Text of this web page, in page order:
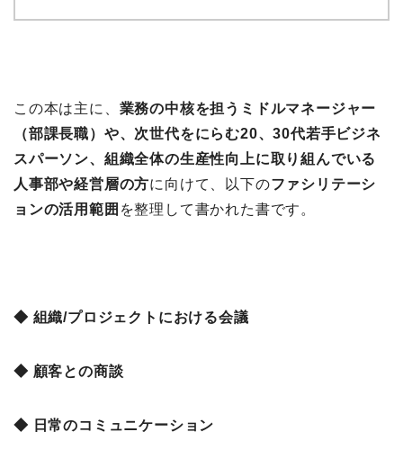
この本は主に、 業務の中核を担うミドルマネージャー
（部課長職）や、次世代をにらむ20、30代若手ビジネ
スパーソン、組織全体の生産性向上に取り組んでいる
人事部や経営層の方に向けて、以下のファシリテーシ
ョンの活用範囲 を整理して書かれた書です。
◆ 組織/プロジェクトにおける会議
◆ 顧客との商談
◆ 日常のコミュニケーション